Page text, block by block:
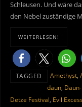
Schleusen. Und wäre
den Nebel zuständige
WEITERLESEN!
TAGGED Amethyst,
daun,
Detze Festival, Evil Excess